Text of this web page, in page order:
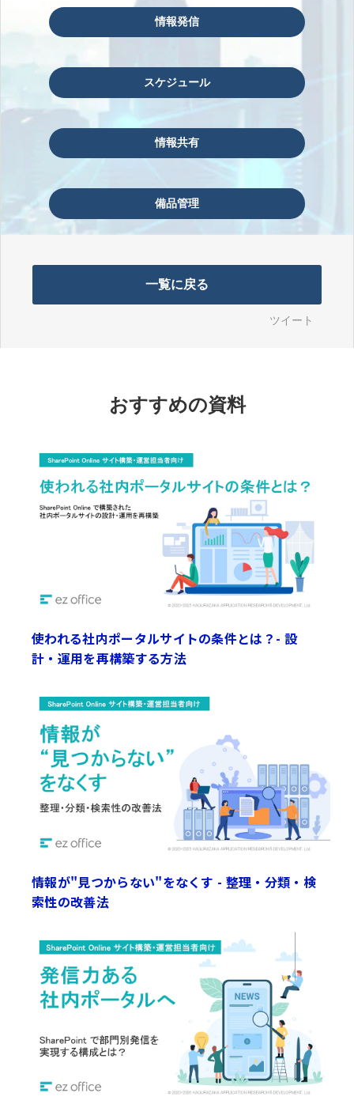
情報発信
スケジュール
情報共有
備品管理
一覧に戻る
ツイート
おすすめの資料
使われる社内ポータルサイトの条件とは？- 設
計・運用を再構築する方法
情報が"見つからない"をなくす - 整理・分類・検
索性の改善法